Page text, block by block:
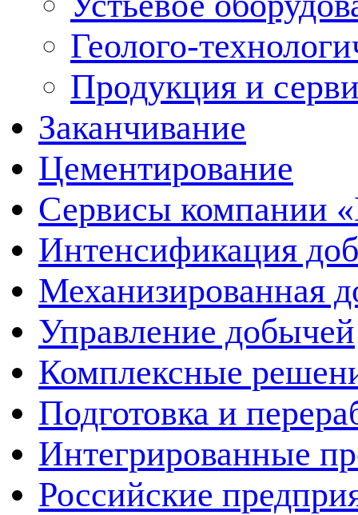
Геолого-
Продукция и
Заканчивание
Цементирование
Сервисы компании
Интенсификация
Механизированная
Управление добычей
Комплексные
Подготовка и
Интегрированные
Российские